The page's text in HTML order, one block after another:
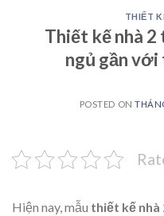
THIẾT
Thiết kế nhà 2
ngủ gần với
POSTED ON
Hiện nay, mẫu thiết kế nhà